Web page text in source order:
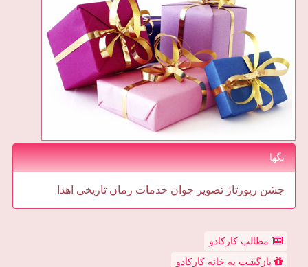
تگها
جشن رپورتاژ تصویر جوان خدمات رمان تاریخی اهدا
مطالب کارکادو
بازگشت به خانه کارکادو